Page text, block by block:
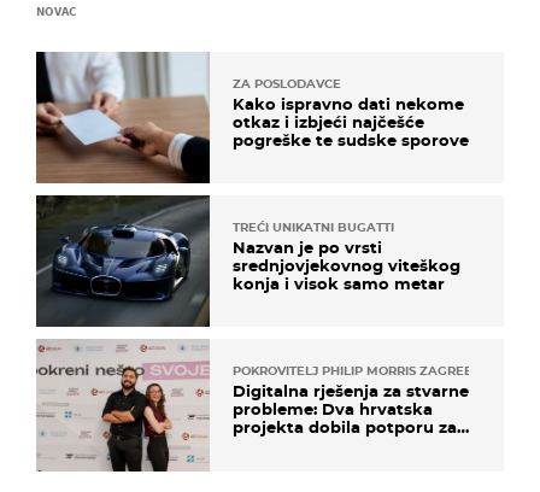
NOVAC
ZA POSLODAVCE
Kako ispravno dati nekome
otkaz i izbjeći najčešće
pogreške te sudske sporove
TREĆI UNIKATNI BUGATTI
Nazvan je po vrsti
srednjovjekovnog viteškog
konja i visok samo metar
POKROVITELJ PHILIP MORRIS ZAGREB
Digitalna rješenja za stvarne
probleme: Dva hrvatska
projekta dobila potporu za